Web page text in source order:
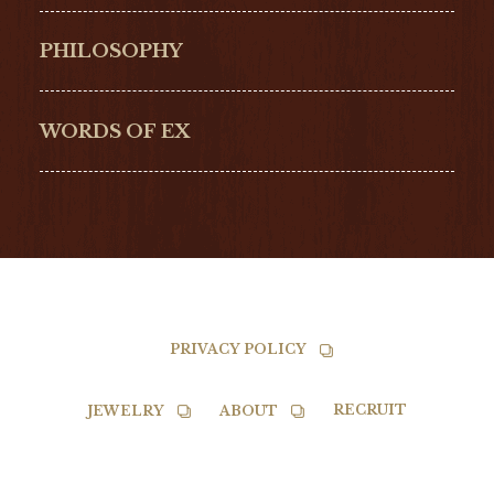
NORQAIN
TISSOT
PHILOSOPHY
WORDS OF EX
PRIVACY POLICY
JEWELRY ABOUT RECRUIT